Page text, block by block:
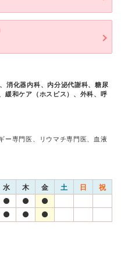
消化器内科、内分泌代謝科、糖尿
緩和ケア（ホスピス）、外科、呼
ー専門医、リウマチ専門医、血液
水 木 金 土 日 祝